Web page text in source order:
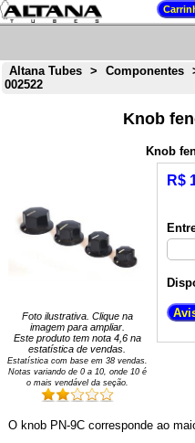
Altana Tubes > Componentes
002522
Knob
Knob
Foto ilustrativa. Clique na
imagem para ampliar.
Este produto tem nota 4,6na
estatística de vendas.
Estatística com base em 38vendas.
Notas variando de 0a 10, onde 10 é
o mais vendável da seção.
R$
O knob PN-9C corresponde ao